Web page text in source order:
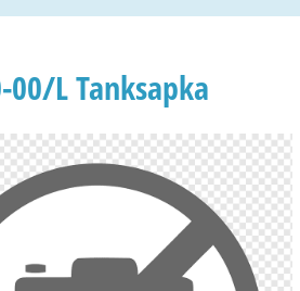
00/L Tanksapka